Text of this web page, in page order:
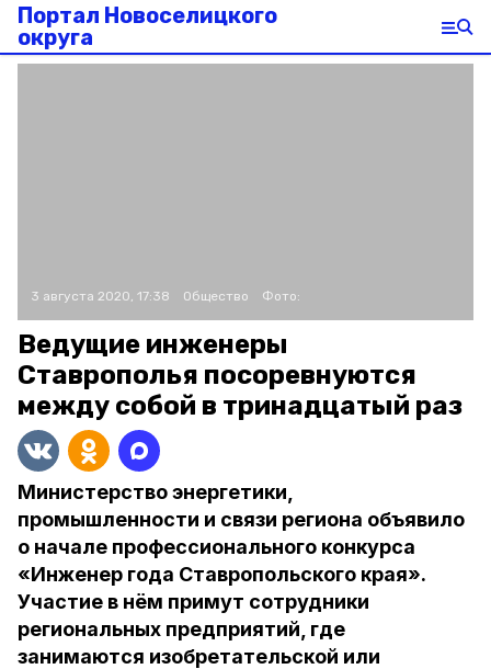
Портал Новоселицкого
округа
3 августа 2020, 17:38 Общество Фото:
Ведущие инженеры
Ставрополья посоревнуются
между собой в тринадцатый раз
Министерство энергетики,
промышленности и связи региона объявило
о начале профессионального конкурса
«Инженер года Ставропольского края».
Участие в нём примут сотрудники
региональных предприятий, где
занимаются изобретательской или